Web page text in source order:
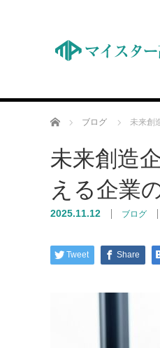
ホーム ブログ 未来創
未来創造
える企業
2025.11.12 ブログ
Tweet Share